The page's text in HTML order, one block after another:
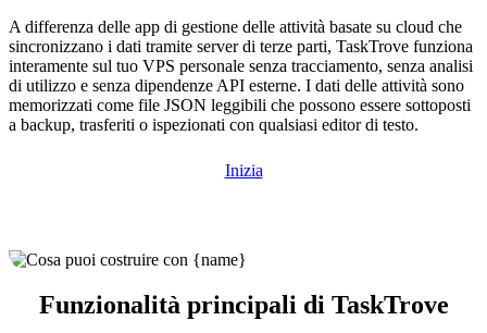
A differenza delle app di gestione delle attività basate su cloud che
sincronizzano i dati tramite server di terze parti, TaskTrove funziona
interamente sul tuo VPS personale senza tracciamento, senza analisi
di utilizzo e senza dipendenze API esterne. I dati delle attività sono
memorizzati come file JSON leggibili che possono essere sottoposti
a backup, trasferiti o ispezionati con qualsiasi editor di testo.
Inizia
Funzionalità principali di TaskTrove